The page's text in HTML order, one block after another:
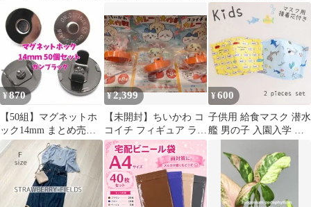
ンダード アルトC管 ブ
ルー
レミアム
ネ 眼鏡 マウジー
¥ 870
【50組】マグネットホ
ック14mm まとめ売り
ガンブラック ハンドメ
イド 手芸
¥2,399
【未開封】ちいかわ コ
コイチ フィギュア ラッ
コ2個 古本屋1
¥600
子供用 給食マスク 潜水
艦 男の子 入園入学 ダ